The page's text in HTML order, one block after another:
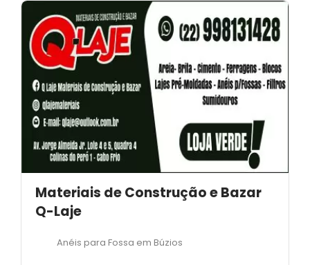
Materiais de Construção e Bazar
Q-Laje
Anéis para Fossa em Búzios